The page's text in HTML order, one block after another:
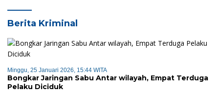
Berita Kriminal
Minggu, 25 Januari 2026, 15:44 WITA
Bongkar Jaringan Sabu Antar wilayah, Empat Terduga
Pelaku Diciduk